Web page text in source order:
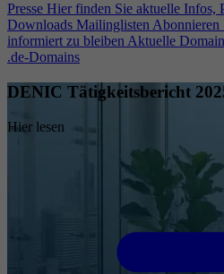
Presse Hier finden Sie aktuelle Infos,
Downloads Mailinglisten Abonnieren
informiert zu bleiben Aktuelle
.de-Domains
DENIC Tätigkeitsbericht
Hier lesen